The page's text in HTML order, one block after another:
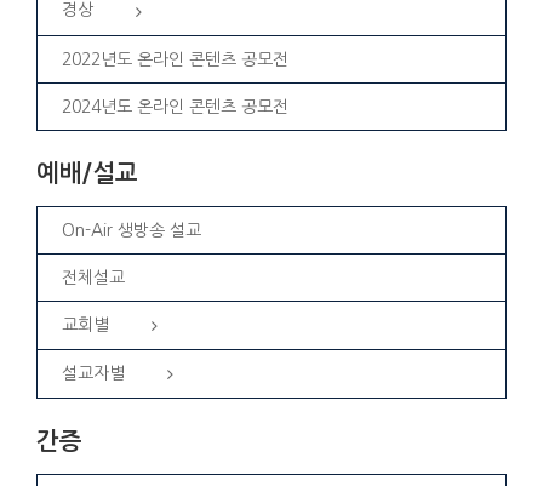
경상
2022년도 온라인 콘텐츠 공모전
2024년도 온라인 콘텐츠 공모전
예배/설교
On-Air 생방송 설교
전체설교
교회별
설교자별
간증